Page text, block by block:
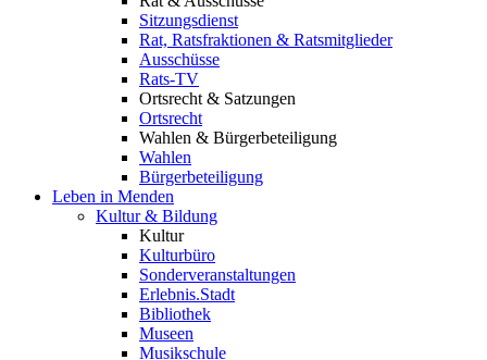
Sitzungsdienst
Rat, Ratsfraktionen & Ratsmitglieder
Ausschüsse
Rats-TV
Ortsrecht & Satzungen
Ortsrecht
Wahlen & Bürgerbeteiligung
Wahlen
Bürgerbeteiligung
Leben in Menden
Kultur & Bildung
Kultur
Kulturbüro
Sonderveranstaltungen
Erlebnis.Stadt
Bibliothek
Museen
Musikschule